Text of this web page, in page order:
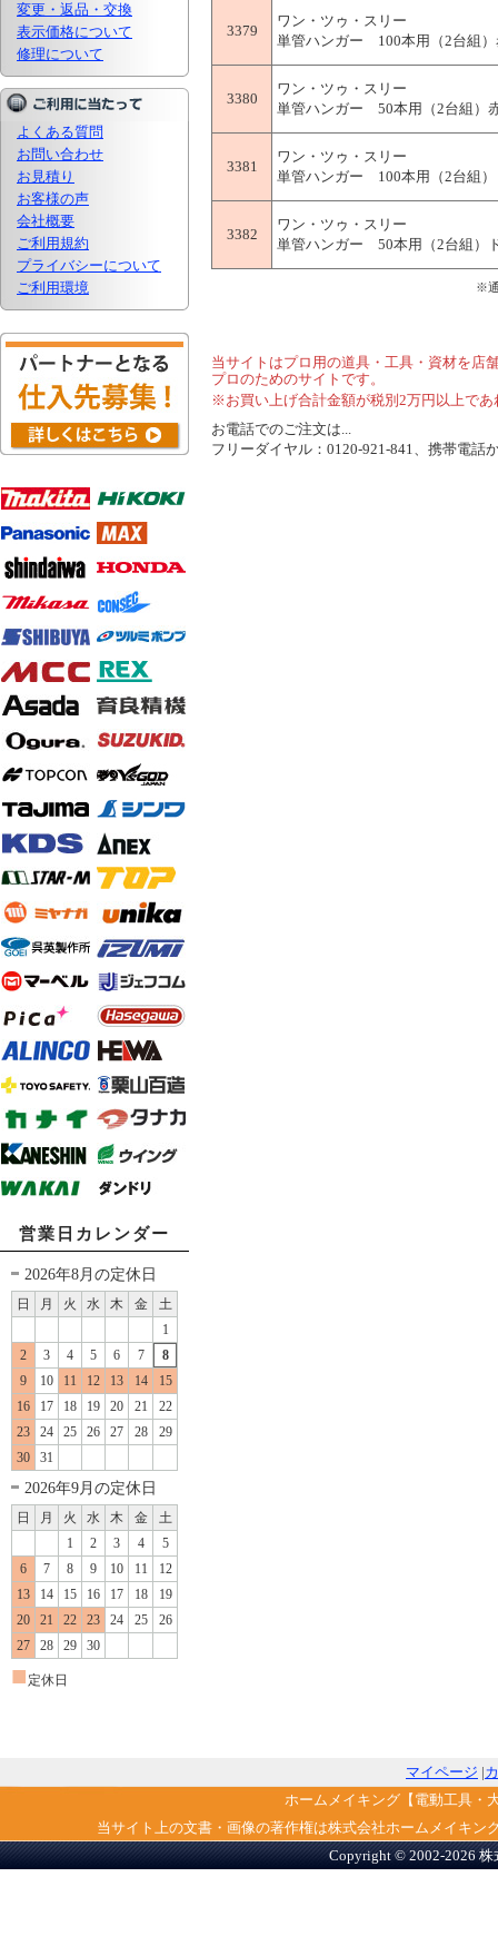
変更・返品・交換
表示価格について
修理について
よくある質問
お問い合わせ
お見積り
お客様の声
会社概要
ご利用規約
プライバシーについて
ご利用環境
営業日カレンダー
2026年8月の定休日
日 月 火 水 木 金
土
1
2
3 4 5 6 7
8
9
10 11 12 13 14
15
16
17 18 19 20 21
22
23
24 25 26 27 28
29
30
31
2026年9月の定休日
日 月 火 水 木 金
土
1
2 3 4
5
6
7 8 9 10 11
12
13
14 15 16 17 18
19
20
21 22 23 24 25
26
27
28 29 30
■ 定休日
3379
ワン・ツゥ・スリー
単管ハンガー 100本用（2台組）
3380
ワン・ツゥ・スリー
単管ハンガー 50本用（2台組）
3381
ワン・ツゥ・スリー
単管ハンガー 100本用（2台組）
3382
ワン・ツゥ・スリー
単管ハンガー 50本用（2台組）
※
当サイトはプロ用の道具・工具・資材を店
プロのためのサイトです。
※お買い上げ合計金額が税別2万円以上で
お電話でのご注文は...
フリーダイヤル：0120-921-841、携帯電
マイページ |
ホームメイキング【電動工具・
当サイト上の文書・画像の著作権は株式会社ホームメイキ
Copyright © 2002-2026